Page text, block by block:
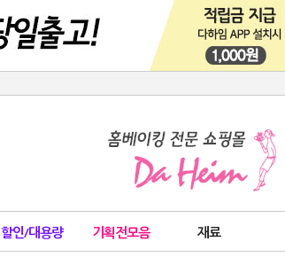
할인/대용량 기획전모음 재료